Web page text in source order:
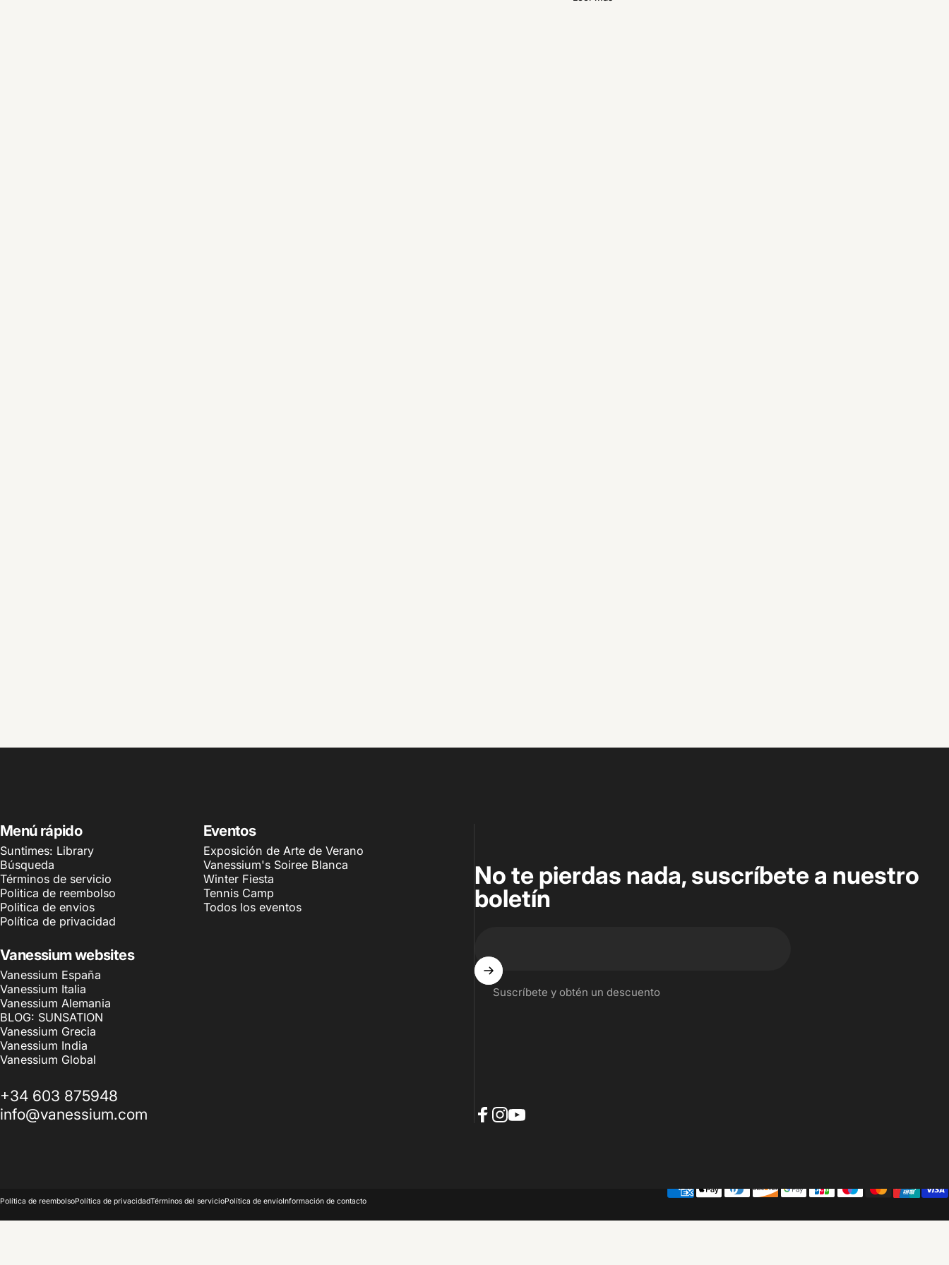
Menú rápido
Suntimes: Library
Búsqueda
Términos de servicio
Politica de reembolso
Politica de envios
Política de privacidad
Eventos
Exposición de Arte de Verano
Vanessium's Soiree Blanca
Winter Fiesta
Tennis Camp
Todos los eventos
Vanessium websites
Vanessium España
Vanessium Italia
Vanessium Alemania
BLOG: SUNSATION
Vanessium Grecia
Vanessium India
Vanessium Global
+34 603 875948
info@vanessium.com
No te pierdas nada, suscríbete a nuestro
boletín
Suscríbete y obtén un descuento
Política de reembolsoPolítica de privacidadTérminos del servicioPolítica de envíoInformación de contacto